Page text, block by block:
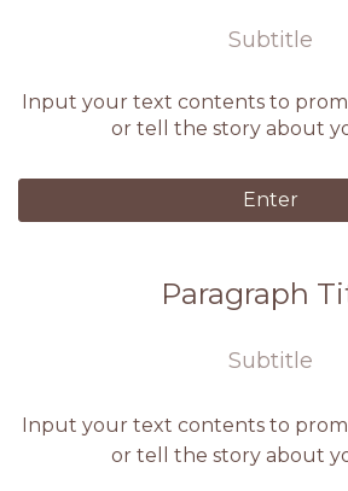
Subtitle
Input your text contents to
or tell the story about
Enter
Paragraph
Subtitle
Input your text contents to
or tell the story about